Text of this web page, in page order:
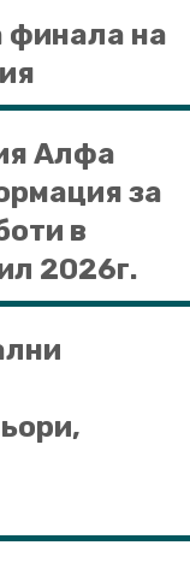
финала на
Алфа
за
в
2026г.